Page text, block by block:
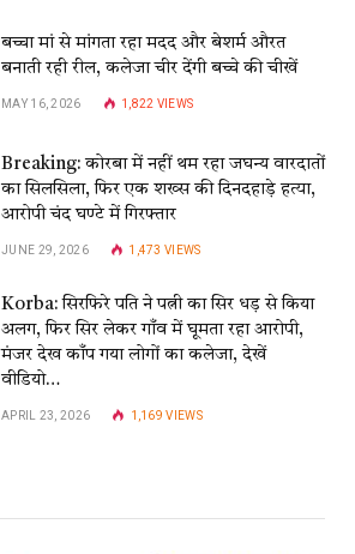
बच्चा मां से मांगता रहा मदद और बेशर्म औरत
बनाती रही रील, कलेजा चीर देंगी बच्चे की चीखें
MAY 16, 2026 1,822 VIEWS
Breaking: कोरबा में नहीं थम रहा जघन्य वारदातों
का सिलसिला, फिर एक शख्स की दिनदहाड़े हत्या,
आरोपी चंद घण्टे में गिरफ्तार
JUNE 29, 2026 1,473VIEWS
Korba: सिरफिरे पति ने पत्नी का सिर धड़ से किया
अलग, फिर सिर लेकर गाँव में घूमता रहा आरोपी,
मंजर देख काँप गया लोगों का कलेजा, देखें
वीडियो…
APRIL 23, 2026 1,169VIEWS